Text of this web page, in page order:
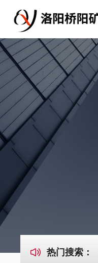
热门搜索：